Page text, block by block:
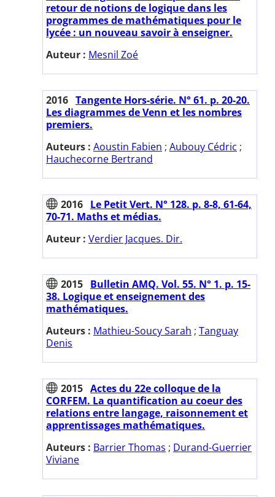
retour de notions de logique dans les
programmes de mathématiques pour le
lycée : un nouveau savoir à enseigner.
Auteur : Mesnil Zoé
2016 Tangente Hors-série. N° 61. p. 20-20.
Les diagrammes de Venn et les nombres
premiers.
Auteurs : Aoustin Fabien ; Aubouy Cédric ;
Hauchecorne Bertrand
2016 Le Petit Vert. N° 128. p. 8-8, 61-64,
70-71. Maths et médias.
Auteur : Verdier Jacques. Dir.
2015 Bulletin AMQ. Vol. 55. N° 1. p. 15-
38. Logique et enseignement des
mathématiques.
Auteurs : Mathieu-Soucy Sarah ; Tanguay
Denis
2015 Actes du 22e colloque de la
CORFEM. La quantification au coeur des
relations entre langage, raisonnement et
apprentissages mathématiques.
Auteurs : Barrier Thomas ; Durand-Guerrier
Viviane